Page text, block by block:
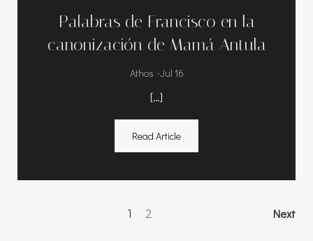
Palabras de Francisco en la
canonización de Mamá Antula
Athos -Jul 16
[…]
Read Article
Navegación
Página
1 Página
2 Next